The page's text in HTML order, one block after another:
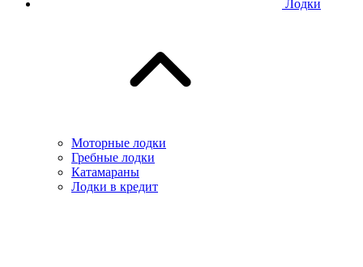
Лодки
Моторные лодки
Гребные лодки
Катамараны
Лодки в кредит